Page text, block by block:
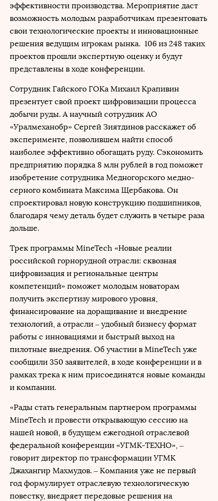
эффективности производства. Мероприятие даст
возможность молодым разработчикам презентовать
свои технологические проекты и инновационные
решения ведущим игрокам рынка. 106 из 248 таких
проектов прошли экспертную оценку и будут
представлены в ходе конференции.
Сотрудник Гайского ГОКа Михаил Крапивин
презентует свой проект цифровизации процесса
добычи руды. А научный сотрудник АО
«Уралмеханобр» Сергей Зиятдинов расскажет об
эксперименте, позволившем найти способ
наиболее эффективно обогащать руду. Сэкономить
предприятию порядка 8 млн рублей в год поможет
изобретение сотрудника Медногорского медно-
серного комбината Максима Щербакова. Он
спроектировал новую конструкцию подшипников,
благодаря чему деталь будет служить в четыре раза
дольше.
Трек программы MineTech «Новые реалии
российской горнорудной отрасли: сквозная
цифровизация и региональные центры
компетенций» поможет молодым новаторам
получить экспертизу мирового уровня,
финансирование на доращивание и внедрение
технологий, а отрасли – удобный бизнесу формат
работы с инновациями и быстрый выход на
пилотные внедрения. Об участии в MineTech уже
сообщили 350 заявителей, в ходе конференции и в
рамках трека к ним присоединятся новые команды
и компании.
«Рады стать генеральным партнером программы
MineTech и провести открывающую сессию на
нашей новой, в будущем ежегодной отраслевой
федеральной конференции «УГМК-ТЕХНО», ‒
говорит директор по трансформации УГМК
Джахангир Махмудов. ‒ Компания уже не первый
год формулирует отраслевую технологическую
повестку, внедряет передовые решения на